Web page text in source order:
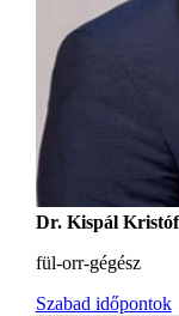
Dr. Kispál Kristóf
fül-orr-gégész
Szabad időpontok